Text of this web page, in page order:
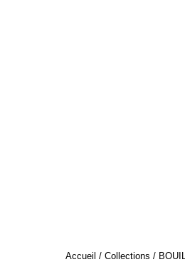
Accueil / Collections /